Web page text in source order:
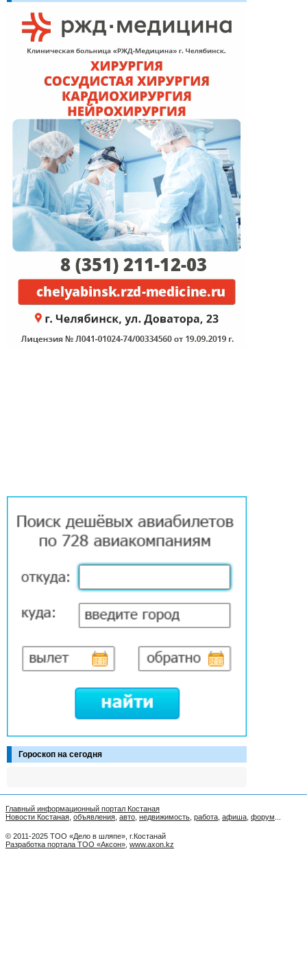
Гороскоп на сегодня
Главный информационный портал Костаная
Новости Костаная объявления авто недвижимость работа афиша форум
© 2011-2025 ТОО «Дело в шляпе», г.Костанай
Разработка портала ТОО «Аксон» www.axon.kz